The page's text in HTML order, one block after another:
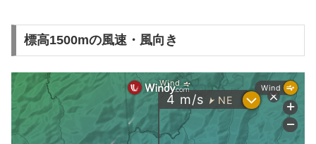
標高1500mの風速・風向き